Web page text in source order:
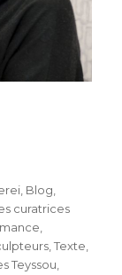
, Blog,
curatrices
,
,Texte,
Teyssou,